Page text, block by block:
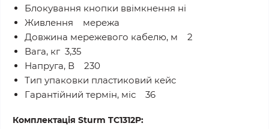
Блокування кнопки ввімкнення ні
Живлення мережа
Довжина мережевого кабелю, м 2
Вага, кг 3,35
Напруга, В 230
Тип упаковки пластиковий кейс
Гарантійний термін, міс 36
Комплектація Sturm TC1312P: